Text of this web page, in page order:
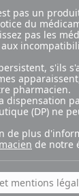
pas un
du
pas les
s'ils
pharmacien.
dispensation
(DP) ne
de plus
de notre
mentions